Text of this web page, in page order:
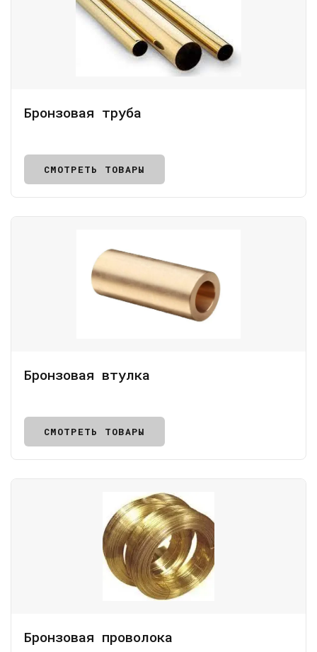
Бронзовая труба
СМОТРЕТЬ ТОВАРЫ
Бронзовая втулка
СМОТРЕТЬ ТОВАРЫ
Бронзовая проволока